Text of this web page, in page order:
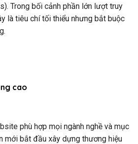
Trong bối cảnh phần lớn lượt truy
là tiêu chí tối thiểu nhưng bắt buộc
cao
phù hợp mọi ngành nghề và mục
mới bắt đầu xây dựng thương hiệu